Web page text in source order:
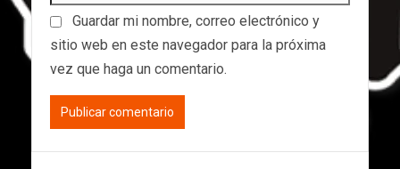
Guardar mi nombre, correo electrónico y
sitio web en este navegador para la próxima
vez que haga un comentario.